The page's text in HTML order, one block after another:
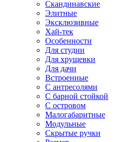
Скандинавские
Элитные
Эксклюзивные
Хай-тек
Особенности
Для студии
Для хрущевки
Для дачи
Встроенные
С антресолями
С барной стойкой
С островом
Малогабаритные
Модульные
Скрытые ручки